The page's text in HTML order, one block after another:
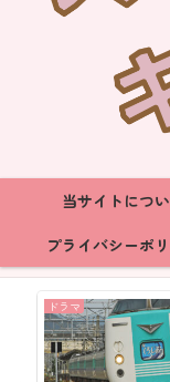
当サイトにつ
プライバシーポ
ドラマ